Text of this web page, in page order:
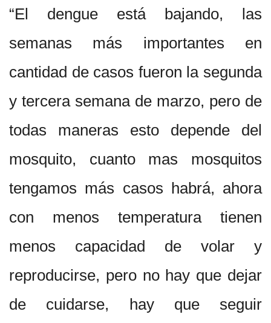
“El dengue está bajando, las
semanas más importantes en
cantidad de casos fueron la segunda
y tercera semana de marzo, pero de
todas maneras esto depende del
mosquito, cuanto mas mosquitos
tengamos más casos habrá, ahora
con menos temperatura tienen
menos capacidad de volar y
reproducirse, pero no hay que dejar
de cuidarse, hay que seguir